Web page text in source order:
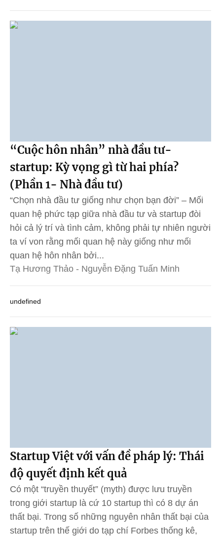
“Cuộc hôn nhân” nhà đầu tư-
startup: Kỳ vọng gì từ hai phía?
(Phần 1- Nhà đầu tư)
“Chọn nhà đầu tư giống như chọn bạn đời” – Mối
quan hệ phức tạp giữa nhà đầu tư và startup đòi
hỏi cả lý trí và tình cảm, không phải tự nhiên người
ta ví von rằng mối quan hệ này giống như mối
quan hệ hôn nhân bởi...
Tạ Hương Thảo - Nguyễn Đặng Tuấn Minh
undefined
Startup Việt với vấn đề pháp lý: Thái
độ quyết định kết quả
Có một “truyền thuyết” (myth) được lưu truyền
trong giới startup là cứ 10 startup thì có 8 dự án
thất bại. Trong số những nguyên nhân thất bại của
startup trên thế giới do tạp chí Forbes thống kê,